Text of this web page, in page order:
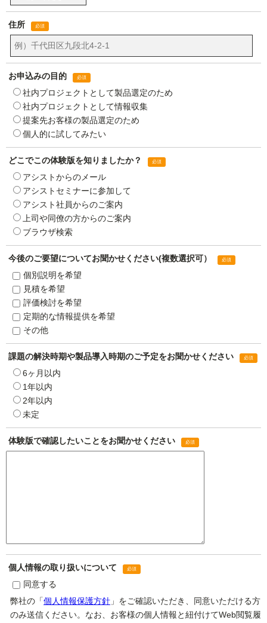
住所
お申込みの目的
社内プロジェクトとして製品選定のため
社内プロジェクトとして情報収集
提案先お客様の製品選定のため
個人的に試してみたい
どこでこの体験版を知りましたか？
アシストからのメール
アシストセミナーに参加して
アシスト社員からのご案内
上司や同僚の方からのご案内
ブラウザ検索
今後のご要望についてお聞かせください(複数選択可）
個別説明を希望
見積を希望
評価検討を希望
定期的な情報提供を希望
その他
課題の解決時期や製品導入時期のご予定をお聞かせください
6ヶ月以内
1年以内
2年以内
未定
体験版で確認したいことをお聞かせください
個人情報の取り扱いについて
同意する
弊社の「個人情報保護方針 」をご確認いただき、同意いただける方
のみ送信ください。なお、お客様の個人情報と紐付けてWeb閲覧履